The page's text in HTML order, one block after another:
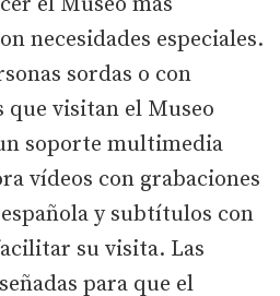
necesidades especiales.
sordas o con
visitan el Museo
soporte multimedia
vídeos con grabaciones
y subtítulos con
su visita. Las
para que el